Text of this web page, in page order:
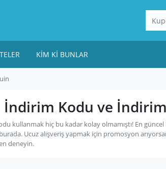
KIM KI BUNLAR
İndirim Kodu ve
kullanmak hiç bu kadar kolay olmamıştı! En
Ucuz alışveriş yapmak için promosyon
deneyin.